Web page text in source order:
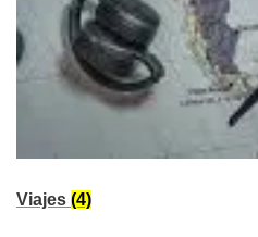
Viajes (4)